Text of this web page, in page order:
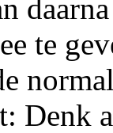
te
Denk